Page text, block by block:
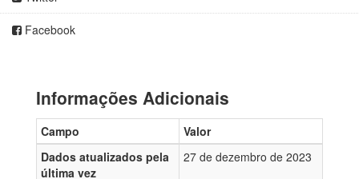
Facebook
Informações Adicionais
Campo
Valor
Dados atualizados pela
última vez
27 de dezembro de 2023